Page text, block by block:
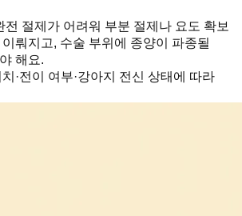
전 절제가 어려워 부분 절제나 요도 확보
뤄지고, 수술 부위에 종양이 파종될
해요.
·전이 여부·강아지 전신 상태에 따라